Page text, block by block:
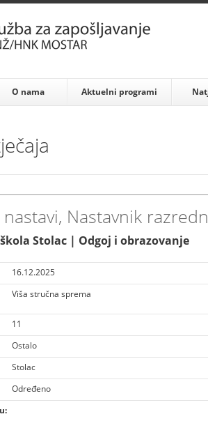
O nama Aktuelni programi
Nastavnik
Stolac | Odgoj i obrazovanje
16.12.2025
Viša stručna sprema
11
Ostalo
Stolac
Određeno